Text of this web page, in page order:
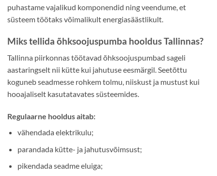
puhastame vajalikud komponendid ning veendume, et
süsteem töötaks võimalikult energiasäästlikult.
Miks tellida õhksoojuspumba hooldus Tallinnas?
Tallinna piirkonnas töötavad õhksoojuspumbad sageli
aastaringselt nii kütte kui jahutuse eesmärgil. Seetõttu
koguneb seadmesse rohkem tolmu, niiskust ja mustust kui
hooajaliselt kasutatavates süsteemides.
Regulaarne hooldus aitab:
vähendada elektrikulu;
parandada kütte- ja jahutusvõimsust;
pikendada seadme eluiga;